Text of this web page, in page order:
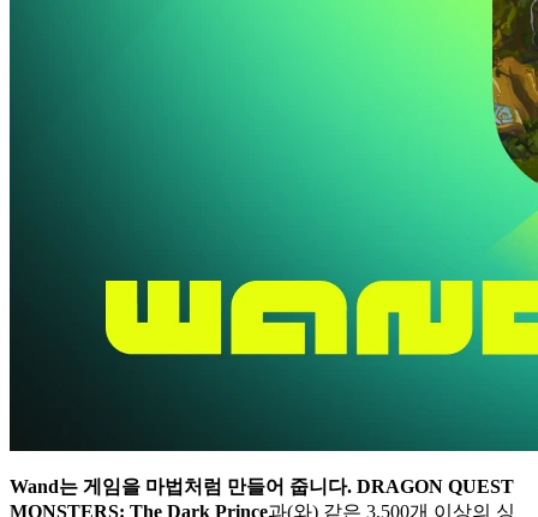
Wand는 게임을 마법처럼 만들어 줍니다. DRAGON QUEST
MONSTERS: The Dark Prince과(와) 같은 3,500개 이상의 싱